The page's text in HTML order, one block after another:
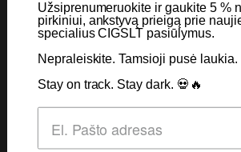
SKIRTA TIK SUAUGUSIEMS NIKOTINO
NETURĖTUMĖTE NAUDOTI ŠIŲ
© 2026 Visos teisės saugomos -
Užsiprenumeruokite ir gaukite 5 %
pirkiniui, ankstyvą prieigą prie
specialius CIGSLT pasiūlymus. ​
Nepraleiskite. Tamsioji pusė laukia.
Stay on track. Stay dark. 💀🔥